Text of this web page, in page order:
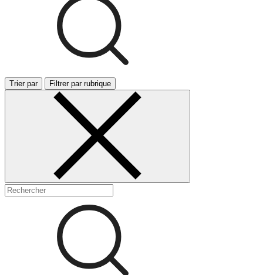
Trier par Filtrer par rubrique